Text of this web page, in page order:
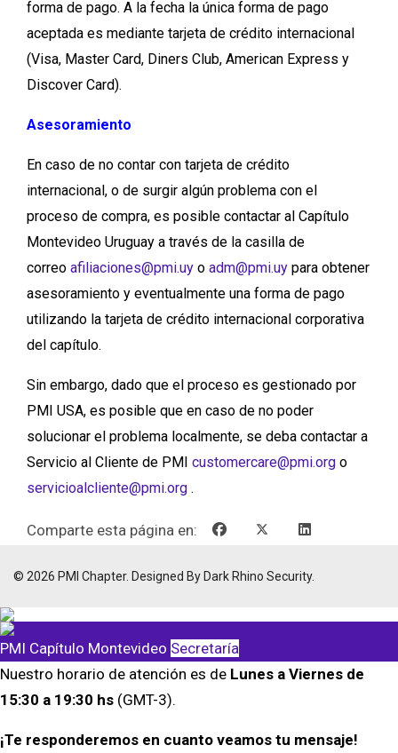
forma de pago. A la fecha la única forma de pago
aceptada es mediante tarjeta de crédito internacional
(Visa, Master Card, Diners Club, American Express y
Discover Card).
Asesoramiento
En caso de no contar con tarjeta de crédito
internacional, o de surgir algún problema con el
proceso de compra, es posible contactar al Capítulo
Montevideo Uruguay a través de la casilla de
correo afiliaciones@pmi.uy o adm@pmi.uy para obtener
asesoramiento y eventualmente una forma de pago
utilizando la tarjeta de crédito internacional corporativa
del capítulo.
Sin embargo, dado que el proceso es gestionado por
PMI USA, es posible que en caso de no poder
solucionar el problema localmente, se deba contactar a
Servicio al Cliente de PMI customercare@pmi.org o
servicioalcliente@pmi.org .
Comparte esta página en:
© 2026 PMI Chapter. Designed By Dark Rhino Security.
PMI Capítulo Montevideo Secretaría
Nuestro horario de atención es de Lunes a Viernes de
15:30 a 19:30 hs (GMT-3).
¡Te responderemos en cuanto veamos tu mensaje!